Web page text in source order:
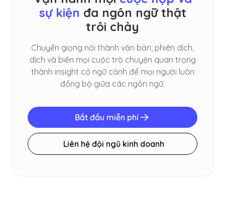
sự kiện đa ngôn ngữ thật
trôi chảy
Chuyển giọng nói thành văn bản, phiên dịch,
dịch và biến mọi cuộc trò chuyện quan trọng
thành insight có ngữ cảnh để mọi người luôn
đồng bộ giữa các ngôn ngữ.
Bắt đầu miễn phí
Liên hệ đội ngũ kinh doanh